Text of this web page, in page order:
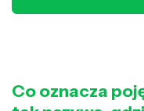
Co oznacza